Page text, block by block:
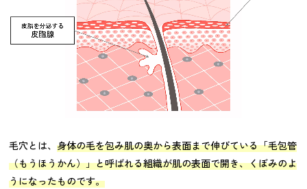
毛穴とは、身体の毛を包み肌の奥から表面まで伸びている「毛包管
（もうほうかん）」と呼ばれる組織が肌の表面で開き、くぼみのよ
うになったものです。